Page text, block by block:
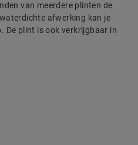
van meerdere plinten de
afwerking kan je
De plint is ook verkrijgbaar in